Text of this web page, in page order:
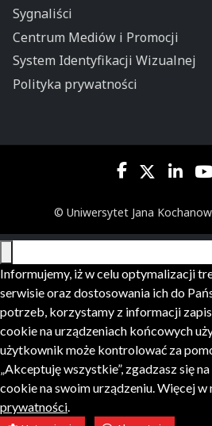
Sygnaliści
Centrum Mediów i Promocji
System Identyfikacji Wizualnej
Polityka prywatności
© Uniwersytet Jana
Informujemy, iż w celu optymalizacji
serwisie oraz dostosowania ich do
potrzeb, korzystamy z informacji
cookie na urządzeniach końcowych
użytkownik może kontrolować za
„Akceptuję wszystkie”, zgadzasz się
cookie na swoim urządzeniu. Więcej w
prywatności.